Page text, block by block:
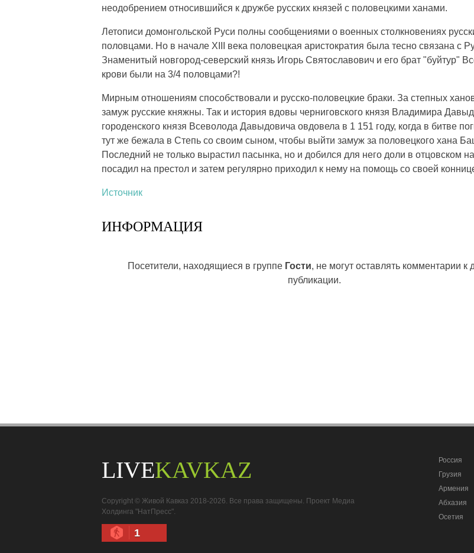
неодобрением относившийся к дружбе русских князей с половецкими ханами.
Летописи домонгольской Руси полны сообщениями о военных столкновениях
половцами. Но в начале XIII века половецкая аристократия была тесно связана с
Знаменитый новгород-северский князь Игорь Святославович и его брат "буйтур"
крови были на 3/4 половцами?!
Мирным отношениям способствовали и русско-половецкие браки. За степных
замуж русские княжны. Так и история вдовы черниговского князя Владимира
городенского князя Всеволода Давыдовича овдовела в 1 151 году, когда в битве
тут же бежала в Степь со своим сыном, чтобы выйти замуж за половецкого хана
Последний не только вырастил пасынка, но и добился для него доли в отцовском
посадил на престол и затем регулярно приходил к нему на помощь со своей
Источник
ИНФОРМАЦИЯ
Посетители, находящиеся в группе Гости, не могут оставлять комментарии к
публикации.
LIVEKAVKAZ
Copyright © Живой Кавказ 2018-2026. Все права защищены. Проект Медиа
Холдинга "НатПресс".
1
Россия
Грузия
Армения
Абхазия
Осетия